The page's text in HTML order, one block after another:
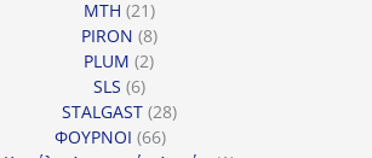
MTH 2121
προϊόντα
PIRON 88
προϊόντα
PLUM 22
SLS 66
προϊόντα
STALGAST 2828
ΦΟΥΡΝΟΙ 6666